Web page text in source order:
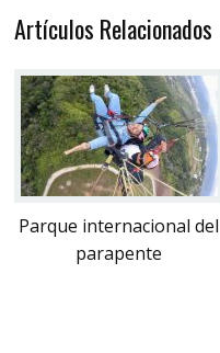
Artículos Relacionados
Parque internacional del
parapente